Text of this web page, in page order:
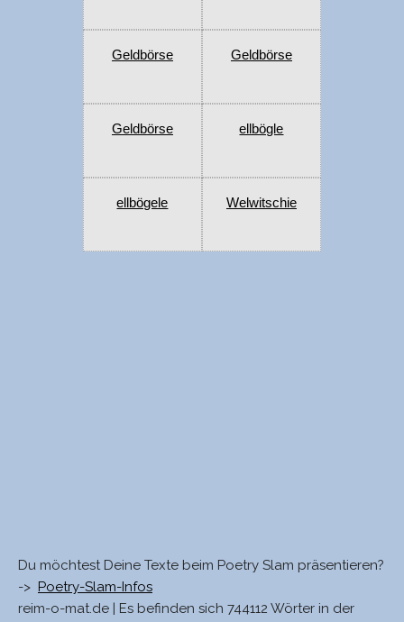
Geldbörse Geldbörse
Geldbörse ellbögle
ellbögele Welwitschie
Du möchtest Deine Texte beim Poetry Slam präsentieren?
-> Poetry-Slam-Infos
reim-o-mat.de | Es befinden sich 744112 Wörter in der